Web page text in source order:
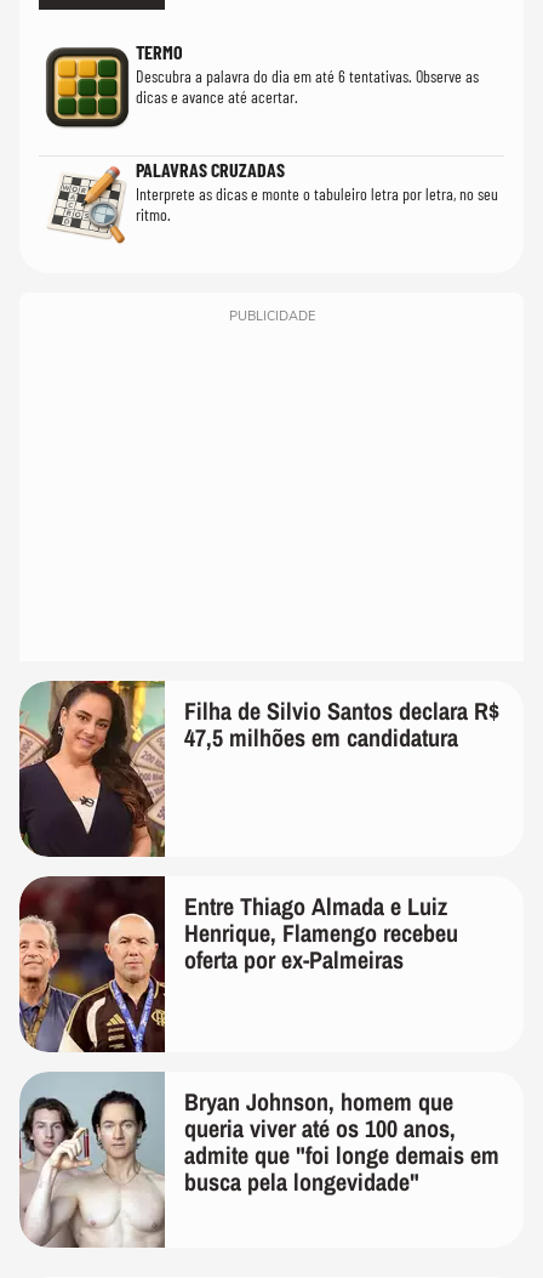
TERMO
Descubra a palavra do dia em até 6 tentativas. Observe as
dicas e avance até acertar.
PALAVRAS CRUZADAS
Interprete as dicas e monte o tabuleiro letra por letra, no seu
ritmo.
PUBLICIDADE
Filha de Silvio Santos declara R$
47,5 milhões em candidatura
Entre Thiago Almada e Luiz
Henrique, Flamengo recebeu
oferta por ex-Palmeiras
Bryan Johnson, homem que
queria viver até os 100 anos,
admite que "foi longe demais em
busca pela longevidade"